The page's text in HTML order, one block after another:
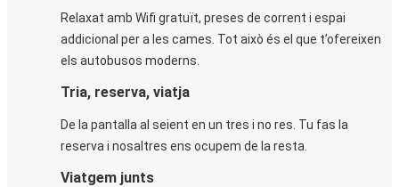
Relaxat amb Wifi gratuït, preses de corrent i espai
addicional per a les cames. Tot això és el que t’ofereixen
els autobusos moderns.
Tria, reserva, viatja
De la pantalla al seient en un tres i no res. Tu fas la
reserva i nosaltres ens ocupem de la resta.
Viatgem junts